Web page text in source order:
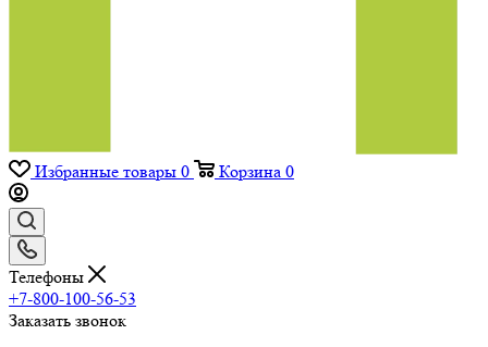
Избранные товары 0 Корзина 0
Телефоны
+7-800-100-56-53
Заказать звонок